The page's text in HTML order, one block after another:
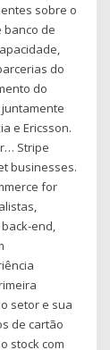
sobre o
banco de
do
do
e Ericsson.
Stripe
businesses.
for
end,
setor e sua
de cartão
stock com